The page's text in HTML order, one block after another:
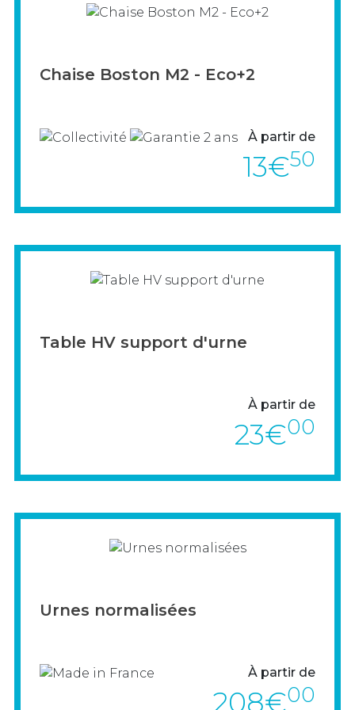
PISTES DE DANSE
MOBILIER URBAIN & VITRINE D'AFFICHAGE
EXPOSITIONS, AFFICHAGES & CONFÉRENCES
MATÉRIEL ÉLECTORAL
PERSONNALISATION
MOBILIER SCOLAIRE
Chaise Boston M2 - Eco+2
À partir de
13€50
Table HV support d'urne
À partir de
23€00
Urnes normalisées
À partir de
208€00